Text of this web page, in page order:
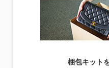
梱包キット